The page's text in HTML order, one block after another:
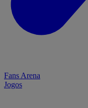
Fans Arena
Jogos